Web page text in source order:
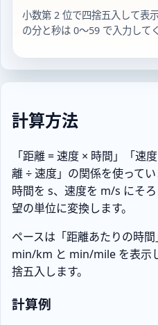
小数第 2 位で四捨五入して表
の分と秒は 0〜59 で入力して
計算方法
「距離 = 速度 × 時間」「速
離 ÷ 速度」の関係を使ってい
時間を s、速度を m/s にそ
望の単位に変換します。
ペースは「距離あたりの時
min/km と min/mile を表示
捨五入します。
計算例